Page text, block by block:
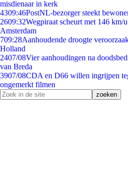
misdienaar in kerk
4309:46PostNL-bezorger steekt
2609:32Wegpiraat scheurt met 146 km/
Amsterdam
709:28Aanhoudende droogte
Holland
2407/08Vier aanhoudingen na
van Breda
3907/08CDA en D66 willen ingrijpen
ongemerkt filmen